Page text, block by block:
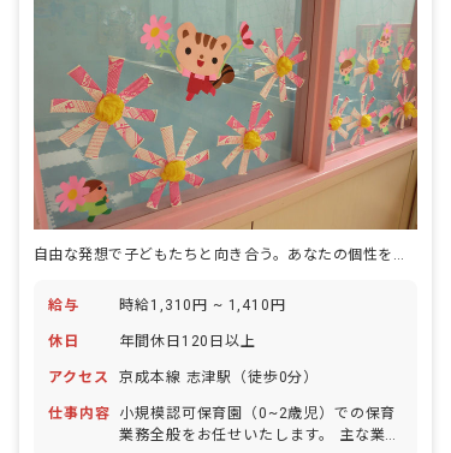
給与 時給1,310円 ~ 1,410円
休日 年間休日120日以上
アクセス 京成本線 志津駅（徒歩0分）
仕事内容
小規模認可保育園（0~2歳児）での保育
業務全般をお任せいたします。 主な業務